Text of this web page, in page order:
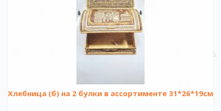
Хлебница (б) на 2 булки в ассортименте 31*26*19см